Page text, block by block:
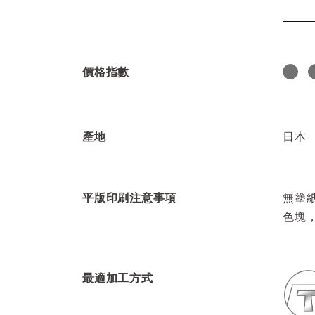
價格指數
產地 日本
平版印刷注意事項
無塗
色塊
最適加工方式